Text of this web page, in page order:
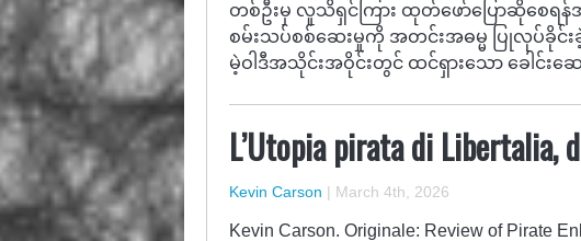
တစ်ဦးမှ လူသိရှင်ကြား ထုတ်ဖော်ပြောဆိုစေရ
စမ်းသပ်စစ်ဆေးမှုကို အတင်းအဓမ္မ ပြုလုပ်ခို
မဲ့ဝါဒီအသိုင်းအဝိုင်းတွင် ထင်ရှားသော ခေါင်းဆော
L’Utopia pirata di Libertalia,
Kevin Carson | March 4th, 2026
Kevin Carson. Originale: Review of Pirate